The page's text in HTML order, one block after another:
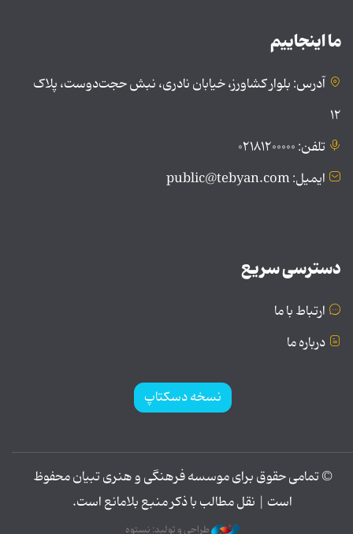
ما اینجاییم
آدرس: بلوار کشاورز، خیابان نادری، نبش حجت‌دوست، پلاک
۱۲
تلفن: ۰۲۱۸۱۲۰۰۰۰۰
ایمیل: public@tebyan.com
دسترسی سریع
ارتباط با ما
درباره ما
نسخه دسکتاپ
© تمامی حقوق برای موسسه فرهنگی و هنری تبیان محفوظ
است | نقل مطالب با ذکر منبع بلامانع است.
طراحی و تولید: نستوه